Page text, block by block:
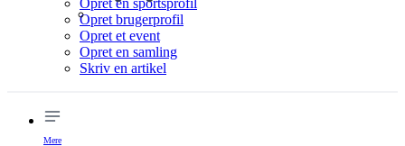
Opret en sportsprofil
Opret brugerprofil
Opret et event
Opret en samling
Skriv en artikel
Mere